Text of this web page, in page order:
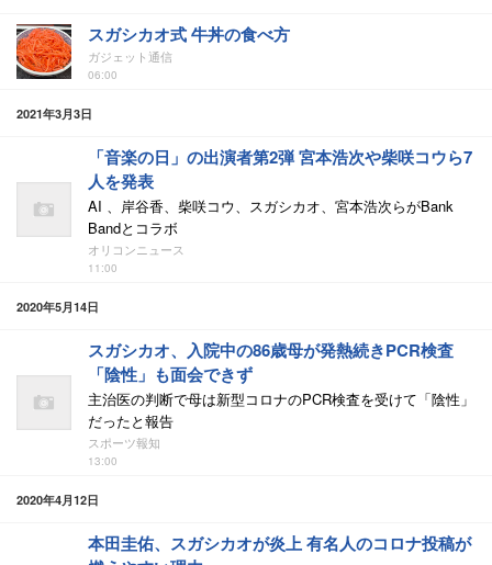
スガシカオ式 牛丼の食べ方
ガジェット通信
06:00
2021年3月3日
「音楽の日」の出演者第2弾 宮本浩次や柴咲コウら7
人を発表
AI 、岸谷香、柴咲コウ、スガシカオ、宮本浩次らがBank
Bandとコラボ
オリコンニュース
11:00
2020年5月14日
スガシカオ、入院中の86歳母が発熱続きPCR検査
「陰性」も面会できず
主治医の判断で母は新型コロナのPCR検査を受けて「陰性」
だったと報告
スポーツ報知
13:00
2020年4月12日
本田圭佑、スガシカオが炎上 有名人のコロナ投稿が